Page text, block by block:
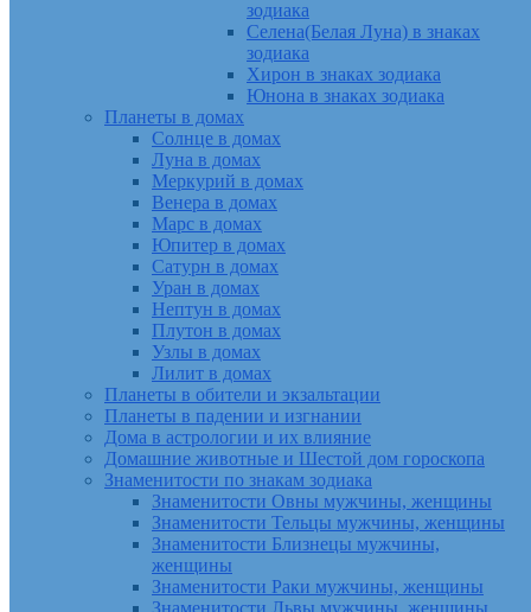
зодиака
Селена(Белая Луна) в знаках
зодиака
Хирон в знаках зодиака
Юнона в знаках зодиака
Планеты в домах
Солнце в домах
Луна в домах
Меркурий в домах
Венера в домах
Марс в домах
Юпитер в домах
Сатурн в домах
Уран в домах
Нептун в домах
Плутон в домах
Узлы в домах
Лилит в домах
Планеты в обители и экзальтации
Планеты в падении и изгнании
Дома в астрологии и их влияние
Домашние животные и Шестой дом гороскопа
Знаменитости по знакам зодиака
Знаменитости Овны мужчины, женщины
Знаменитости Тельцы мужчины, женщины
Знаменитости Близнецы мужчины,
женщины
Знаменитости Раки мужчины, женщины
Знаменитости Львы мужчины, женщины